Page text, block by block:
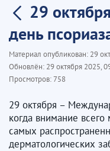
29
день
Материал опубликован: 29
Обновлён: 29 октября 2025,
Просмотров:758
29 октября –
когда внимание
самых
дерматологических